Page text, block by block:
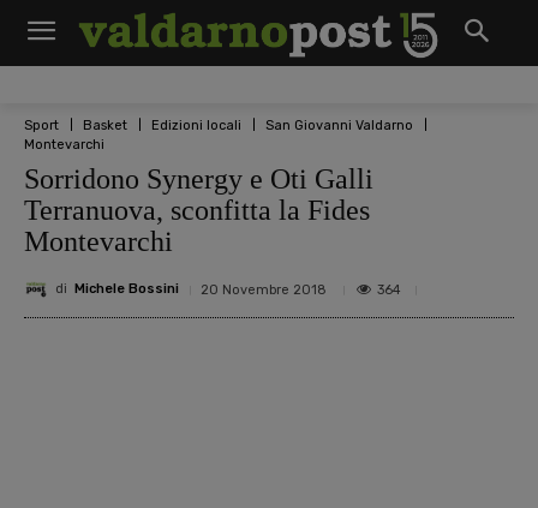
Sport Basket Edizioni locali
San Giovanni Valdarno
Montevarchi
Sorridono Synergy e Oti Galli
Terranuova, sconfitta la Fides
Montevarchi
di Michele Bossini 20 Novembre 2018 364